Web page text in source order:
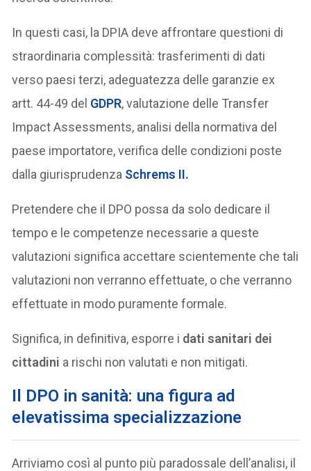
In questi casi, la DPIA deve affrontare questioni di
straordinaria complessità: trasferimenti di dati
verso paesi terzi, adeguatezza delle garanzie ex
artt. 44-49 del GDPR, valutazione delle Transfer
Impact Assessments, analisi della normativa del
paese importatore, verifica delle condizioni poste
dalla giurisprudenza Schrems II.
Pretendere che il DPO possa da solo dedicare il
tempo e le competenze necessarie a queste
valutazioni significa accettare scientemente che tali
valutazioni non verranno effettuate, o che verranno
effettuate in modo puramente formale.
Significa, in definitiva, esporre i dati sanitari dei
cittadini a rischi non valutati e non mitigati.
Il DPO in sanità: una figura ad
elevatissima specializzazione
Arriviamo così al punto più paradossale dell’analisi, il